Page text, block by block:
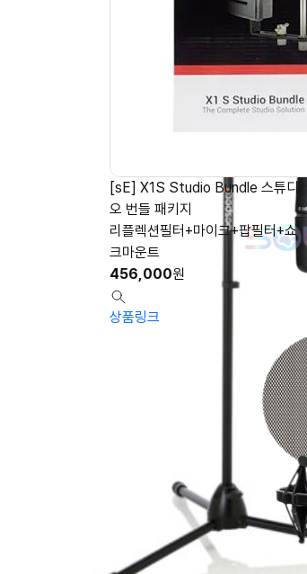
[sE] X1S Studio Bundle 스튜디
오 번들 패키지
리플렉션필터+마이크+팝필터+쇼
크마운트
456,000원
상품링크